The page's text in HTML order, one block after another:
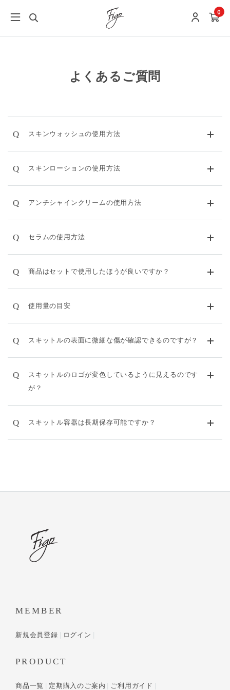
0
よくあるご質問
Q スキンウォッシュの使用方法
Q スキンローションの使用方法
Q アンチシャインクリームの使用方法
Q セラムの使用方法
Q 商品はセットで使用したほうが良いですか？
Q 使用量の目安
Q スキットルの表面に微細な傷が確認できるのですが？
Q
スキットルのロゴが変色しているように見えるのです
が？
Q スキットル容器は長期保存可能ですか？
MEMBER
新規会員登録 ログイン
PRODUCT
商品一覧 定期購入のご案内 ご利用ガイド